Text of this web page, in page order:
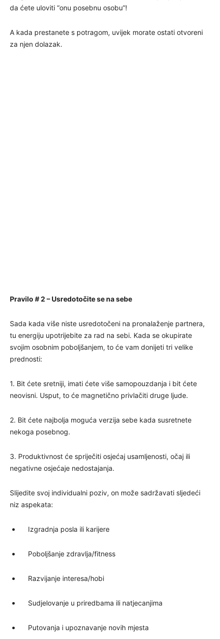
da ćete uloviti “onu posebnu osobu”!
A kada prestanete s potragom, uvijek morate ostati otvoreni
za njen dolazak.
Pravilo # 2 – Usredotočite se na sebe
Sada kada više niste usredotočeni na pronalaženje partnera,
tu energiju upotrijebite za rad na sebi. Kada se okupirate
svojim osobnim poboljšanjem, to će vam donijeti tri velike
prednosti:
1. Bit ćete sretniji, imati ćete više samopouzdanja i bit ćete
neovisni. Usput, to će magnetično privlačiti druge ljude.
2. Bit ćete najbolja moguća verzija sebe kada susretnete
nekoga posebnog.
3. Produktivnost će spriječiti osjećaj usamljenosti, očaj ili
negativne osjećaje nedostajanja.
Slijedite svoj individualni poziv, on može sadržavati sljedeći
niz aspekata:
Izgradnja posla ili karijere
Poboljšanje zdravlja/fitness
Razvijanje interesa/hobi
Sudjelovanje u priredbama ili natjecanjima
Putovanja i upoznavanje novih mjesta